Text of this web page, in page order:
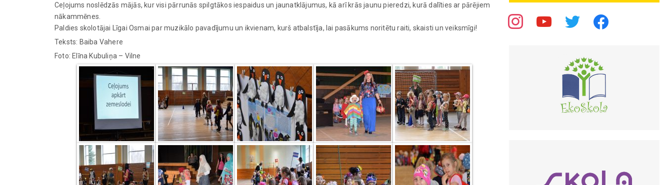
Ceļojums noslēdzās mājās, kur visi pārrunās spilgtākos iespaidus un jaunatklājumus, kā arī krās jaunu pieredzi, kurā dalīties ar pārējiem
nākammēnes.
Paldies skolotājai Līgai Osmai par muzikālo pavadījumu un ikvienam, kurš atbalstīja, lai pasākums noritētu raiti, skaisti un veiksmīgi!
Teksts: Baiba Vahere
Foto: Elīna Kubuliņa – Vilne